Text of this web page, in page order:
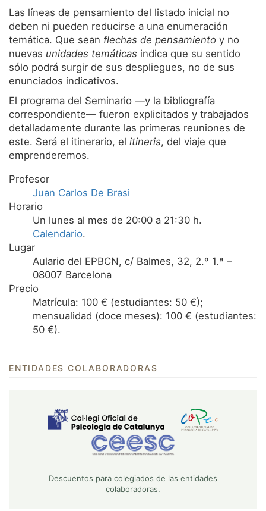
Las líneas de pensamiento del listado inicial no
deben ni pueden reducirse a una enumeración
temática. Que sean flechas de pensamiento y no
nuevas unidades temáticas indica que su sentido
sólo podrá surgir de sus despliegues, no de sus
enunciados indicativos.
El programa del Seminario —y la bibliografía
correspondiente— fueron explicitados y trabajados
detalladamente durante las primeras reuniones de
este. Será el itinerario, el itineris, del viaje que
emprenderemos.
Profesor
Juan Carlos De Brasi
Horario
Un lunes al mes de 20:00 a 21:30 h.
Calendario.
Lugar
Aulario del EPBCN, c/ Balmes, 32, 2.º 1.ª –
08007 Barcelona
Precio
Matrícula: 100 € (estudiantes: 50 €);
mensualidad (doce meses): 100 € (estudiantes:
50 €).
ENTIDADES COLABORADORAS
Descuentos para colegiados de las entidades
colaboradoras.